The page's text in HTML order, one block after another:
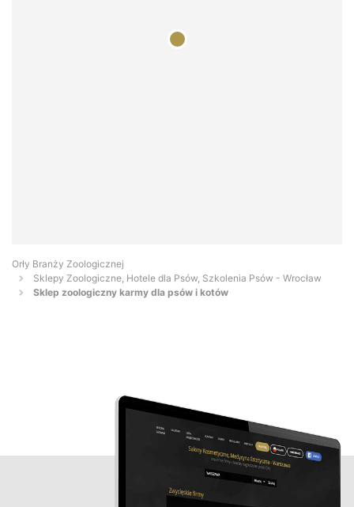
Orły Branży Zoologicznej
Sklepy Zoologiczne, Hotele dla Psów, Szkolenia Psów - Wrocław
Sklep zoologiczny karmy dla psów i kotów